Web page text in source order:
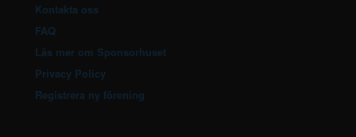
Kontakta oss
FAQ
Läs mer om Sponsorhuset
Privacy Policy
Registrera ny förening